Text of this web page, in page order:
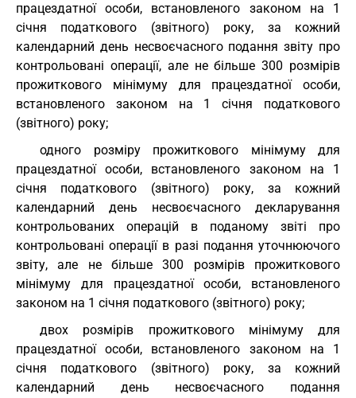
працездатної особи, встановленого законом на 1
січня податкового (звітного) року, за кожний
календарний день несвоєчасного подання звіту про
контрольовані операції, але не більше 300 розмірів
прожиткового мінімуму для працездатної особи,
встановленого законом на 1 січня податкового
(звітного) року;
одного розміру прожиткового мінімуму для
працездатної особи, встановленого законом на 1
січня податкового (звітного) року, за кожний
календарний день несвоєчасного декларування
контрольованих операцій в поданому звіті про
контрольовані операції в разі подання уточнюючого
звіту, але не більше 300 розмірів прожиткового
мінімуму для працездатної особи, встановленого
законом на 1 січня податкового (звітного) року;
двох розмірів прожиткового мінімуму для
працездатної особи, встановленого законом на 1
січня податкового (звітного) року, за кожний
календарний день несвоєчасного подання